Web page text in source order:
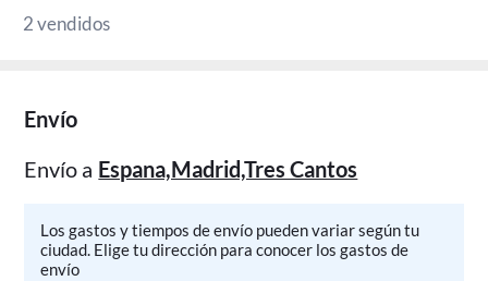
2 vendidos
Envío
Envío a Espana,Madrid,Tres Cantos
Los gastos y tiempos de envío pueden variar según tu
ciudad. Elige tu dirección para conocer los gastos de
envío